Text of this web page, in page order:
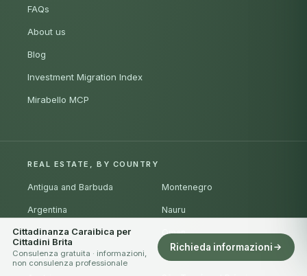
Cittadinanza Caraibica per
Cittadini Brita
Consulenza gratuita · informazioni,
non consulenza professionale
Richieda informazioni
FAQs
About us
Blog
Investment Migration Index
Mirabello MCP
REAL ESTATE, BY COUNTRY
Antigua and Barbuda
Argentina
Armenia
Australia
Montenegro
Nauru
Oman